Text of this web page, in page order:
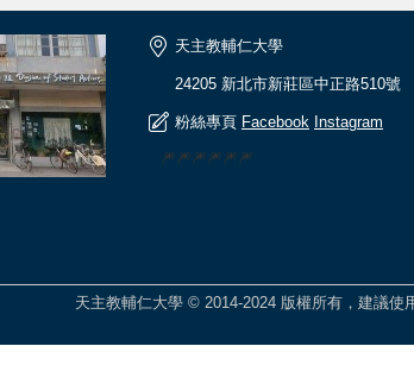
天主教輔仁大學
24205 新北市新莊區中正路510號
粉絲專頁 Facebook Instagram
🎆🎆🎆🎆🎆🎆
天主教輔仁大學 © 2014-2024 版權所有，建議使